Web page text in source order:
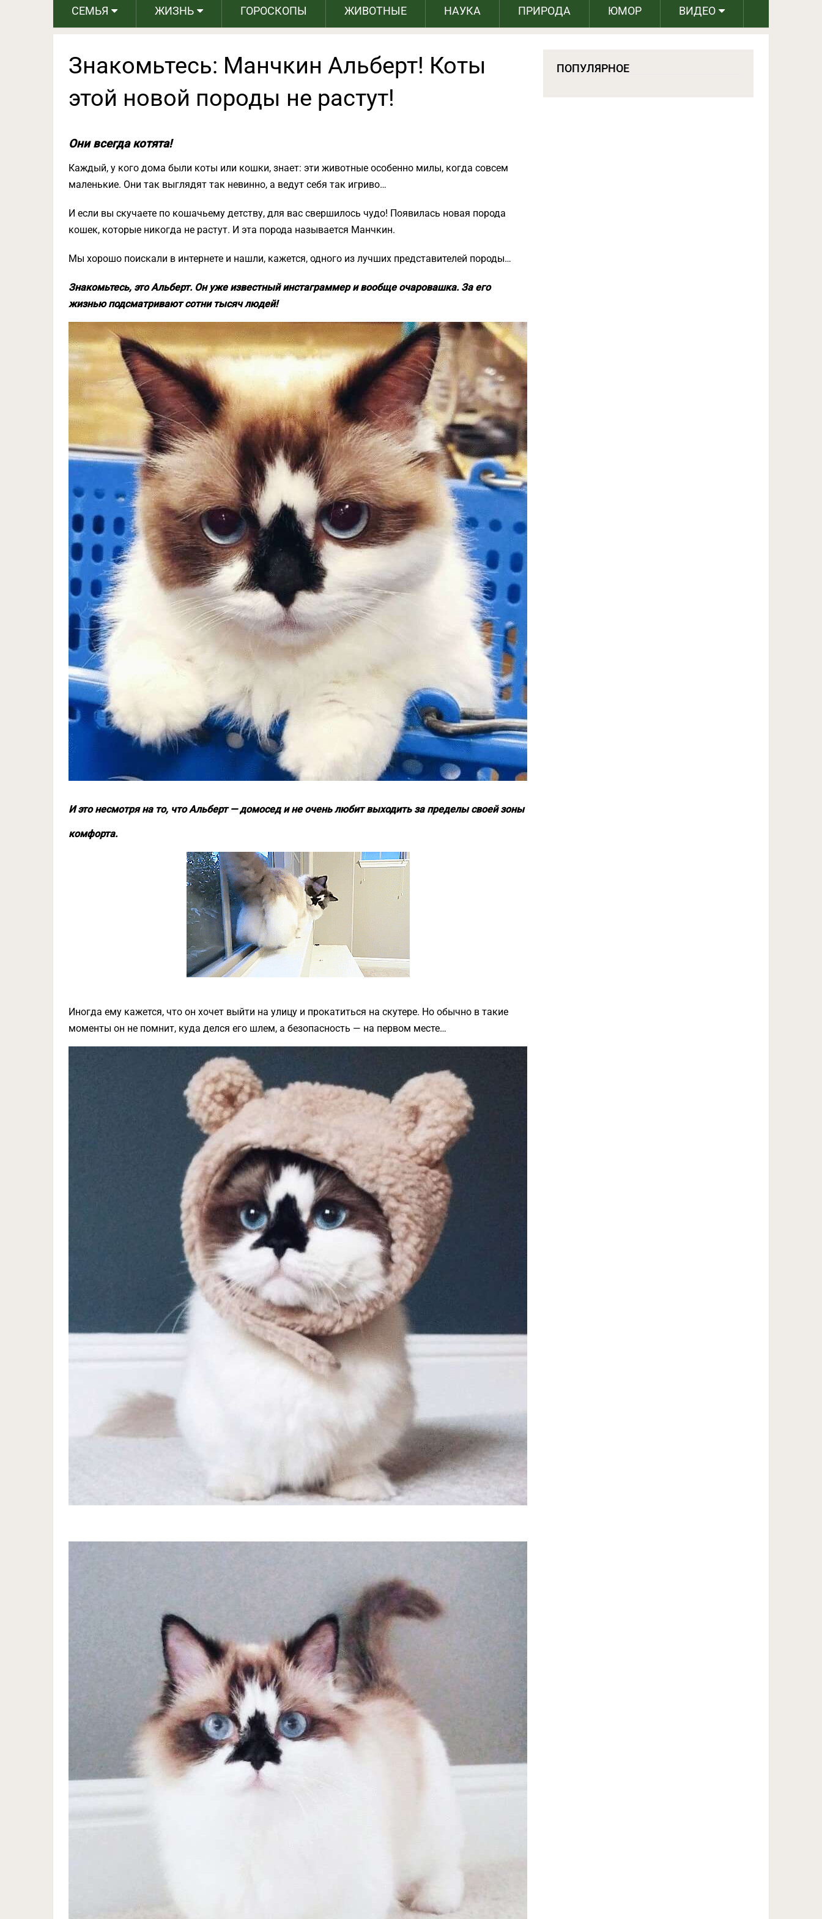
СЕМЬЯ ЖИЗНЬ ГОРОСКОПЫ ЖИВОТНЫЕ НАУКА ПРИРОДА ЮМОР ВИДЕО
Знакомьтесь: Манчкин Альберт! Коты
этой новой породы не растут!
Они всегда котята!
Каждый, у кого дома были коты или кошки, знает: эти животные особенно милы, когда совсем
маленькие. Они так выглядят так невинно, а ведут себя так игриво…
И если вы скучаете по кошачьему детству, для вас свершилось чудо! Появилась новая порода
кошек, которые никогда не растут. И эта порода называется Манчкин.
Мы хорошо поискали в интернете и нашли, кажется, одного из лучших представителей породы…
Знакомьтесь, это Альберт. Он уже известный инстаграммер и вообще очаровашка. За его
жизнью подсматривают сотни тысяч людей!
И это несмотря на то, что Альберт — домосед и не очень любит выходить за пределы своей зоны
комфорта.
Иногда ему кажется, что он хочет выйти на улицу и прокатиться на скутере. Но обычно в такие
моменты он не помнит, куда делся его шлем, а безопасность — на первом месте…
ПОПУЛЯРНОЕ